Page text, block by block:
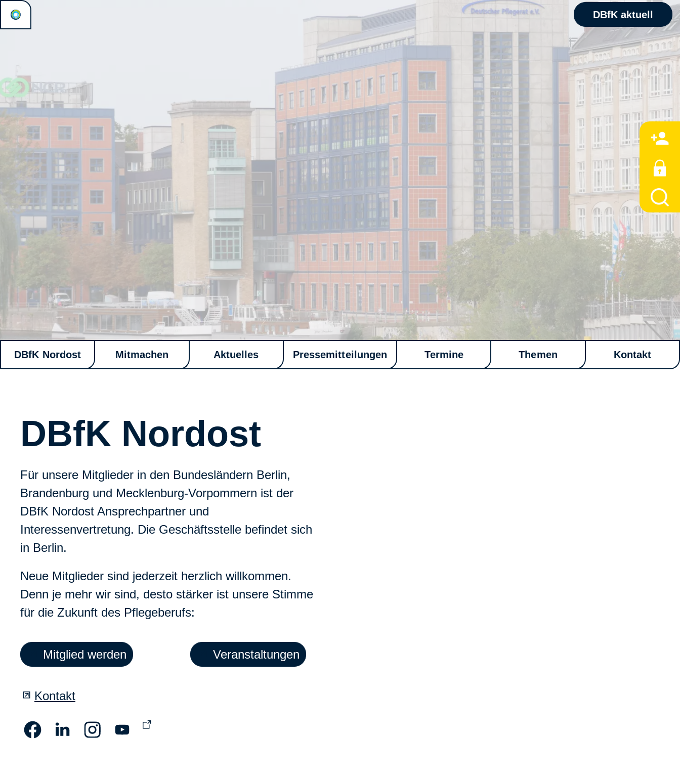
DBfK aktuell
DBfK Nordost Mitmachen Aktuelles Pressemitteilungen Termine Themen Kontakt
DBfK Nordost
Für unsere Mitglieder in den Bundesländern Berlin,
Brandenburg und Mecklenburg-Vorpommern ist der
DBfK Nordost Ansprechpartner und
Interessenvertretung. Die Geschäftsstelle befindet sich
in Berlin.
Neue Mitglieder sind jederzeit herzlich willkommen.
Denn je mehr wir sind, desto stärker ist unsere Stimme
für die Zukunft des Pflegeberufs:
Mitglied werden Veranstaltungen
Kontakt